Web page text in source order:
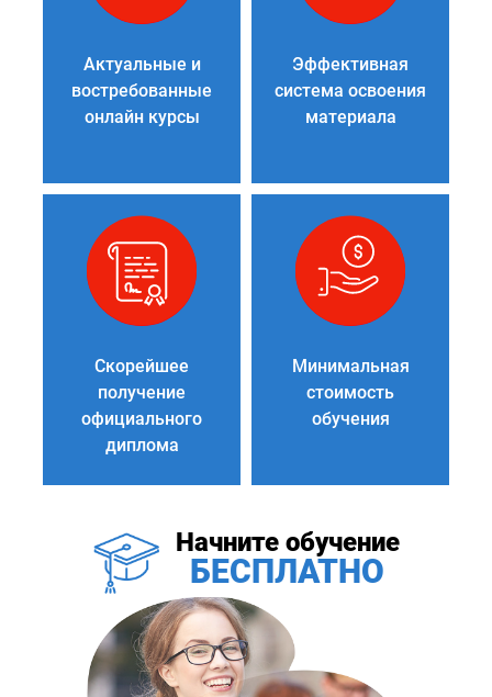
Актуальные и
востребованные
онлайн курсы
Эффективная
система освоения
материала
Скорейшее
получение
официального
диплома
Минимальная
стоимость
обучения
Начните обучение
БЕСПЛАТНО